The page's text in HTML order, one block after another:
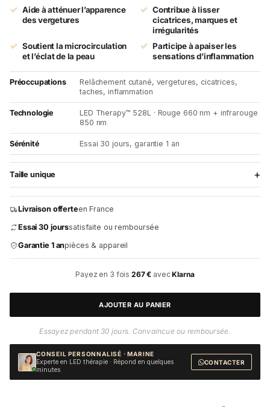
Aide à atténuer l’apparence
des vergetures
Contribue à lisser
cicatrices, marques et
irrégularités
Soutient la microcirculation
et l’éclat de la peau
Participe à apaiser les
sensations d’inflammation
Préoccupations
Relâchement cutané, vergetures, cicatrices,
taches, inflammation
Technologie
LED Therapy™ 528L · Rouge 660 nm + infrarouge
850 nm
Sérénité Essai 30 jours, garantie 1 an
Taille unique +
Livraison offerteen France
Essai 30 jourssatisfaite ou remboursée
Garantie 1 anpièces & appareil
Payez en 4 fois200 €
Payez en 3 fois267 €avecKlarna
Payez en 4 fois200 € avecScalapay
AJOUTER AU PANIER
Essayez pendant 30 jours. Convaincue ou remboursée.
CONSEIL PERSONNALISÉ · MARINE
Experte en LED thérapie · Répond en quelques
minutes
CONTACTER